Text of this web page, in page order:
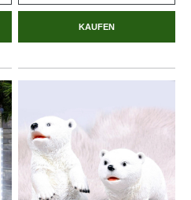
KAUFEN